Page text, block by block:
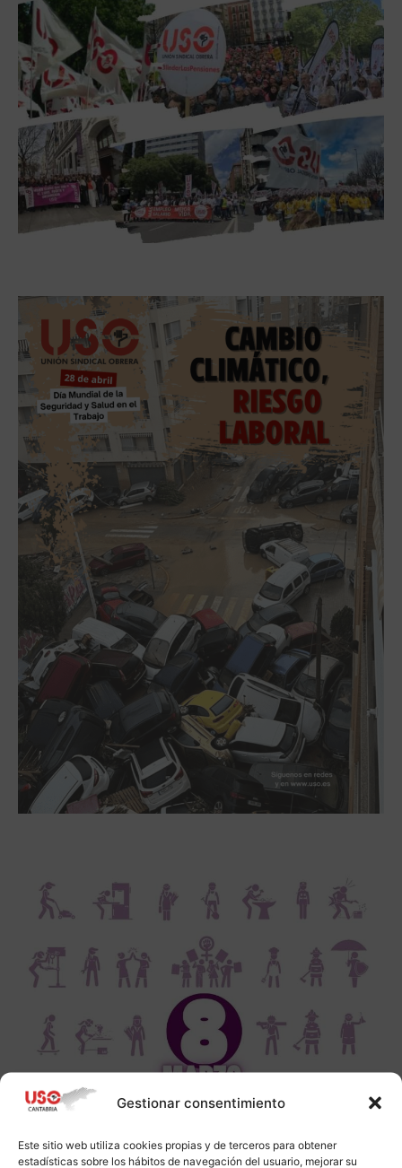
Gestionar consentimiento
Este sitio web utiliza cookies propias y de terceros para obtener
estadísticas sobre los hábitos de navegación del usuario, mejorar su